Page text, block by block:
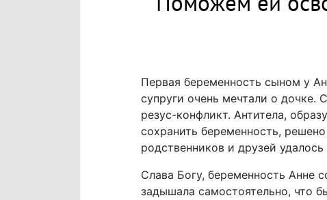
Первая беременность сыном у
супруги очень мечтали о дочке.
резус-конфликт. Антитела,
сохранить беременность,
родственников и друзей
Слава Богу, беременность Анне
задышала самостоятельно, что